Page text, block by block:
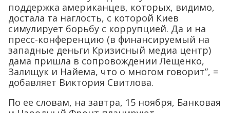
поддержка американцев, которых, видимо,
достала та наглость, с которой Киев
симулирует борьбу с коррупцией. Да и на
пресс-конференцию (в финансируемый на
западные деньги Кризисный медиа центр)
дама пришла в сопровождении Лещенко,
Залищук и Найема, что о многом говорит”, =
добавляет Виктория Свитлова.
По ее словам, на завтра, 15 ноября, Банковая